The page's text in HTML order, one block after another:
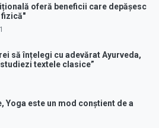
oferă beneficii care depășesc
fizică"
să înțelegi cu adevărat Ayurveda,
textele clasice”
Yoga este un mod conștient de a